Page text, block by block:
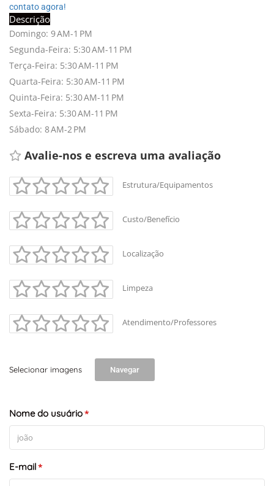
contato agora!
Descrição
Domingo: 9 AM-1 PM
Segunda-Feira: 5:30 AM-11 PM
Terça-Feira: 5:30 AM-11 PM
Quarta-Feira: 5:30 AM-11 PM
Quinta-Feira: 5:30 AM-11 PM
Sexta-Feira: 5:30 AM-11 PM
Sábado: 8 AM-2 PM
Avalie-nos e escreva uma avaliação
Estrutura/Equipamentos
Custo/Benefício
Localização
Limpeza
Atendimento/Professores
Selecionar imagens Navegar
Nome do usuário*
E-mail*